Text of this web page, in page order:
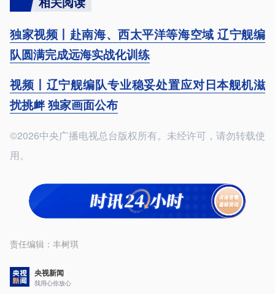
独家视频丨赴南海、西太平洋等海空域 辽宁舰编
队圆满完成远海实战化训练
视频丨辽宁舰编队专业稳妥处置应对日本舰机滋
扰挑衅 独家画面公布
©2026中央广播电视总台版权所有。未经许可，请勿转载使
用。
责任编辑： 丰树琪
央视新闻
我用心你放心